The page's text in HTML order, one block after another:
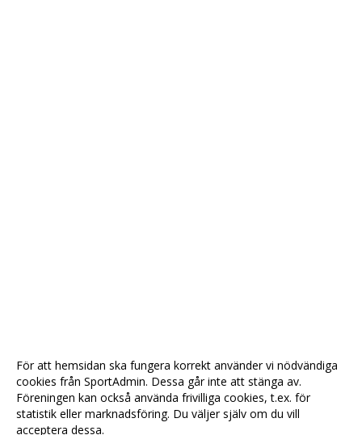
För att hemsidan ska fungera korrekt använder vi nödvändiga
cookies från SportAdmin. Dessa går inte att stänga av.
Föreningen kan också använda frivilliga cookies, t.ex. för
statistik eller marknadsföring. Du väljer själv om du vill
acceptera dessa.